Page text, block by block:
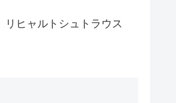
リヒャルトシュトラウス